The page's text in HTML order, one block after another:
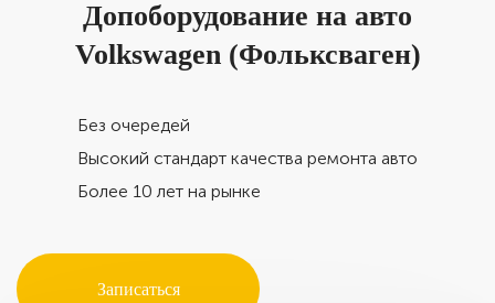
Допоборудование на авто
Volkswagen (Фольксваген)
Без очередей
Высокий стандарт качества ремонта авто
Более 10 лет на рынке
Записаться